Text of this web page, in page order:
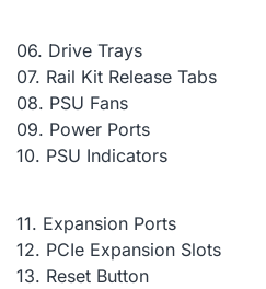
06. Drive Trays
07. Rail Kit Release Tabs
08. PSU Fans
09. Power Ports
10. PSU Indicators
11. Expansion Ports
12. PCIe Expansion Slots
13. Reset Button